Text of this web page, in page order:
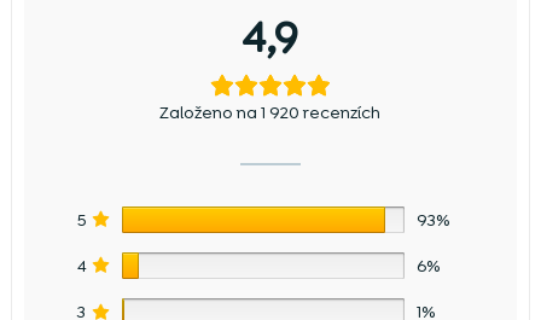
4,9
Založeno na 1 920 recenzích
5 93%
4 6%
3 1%